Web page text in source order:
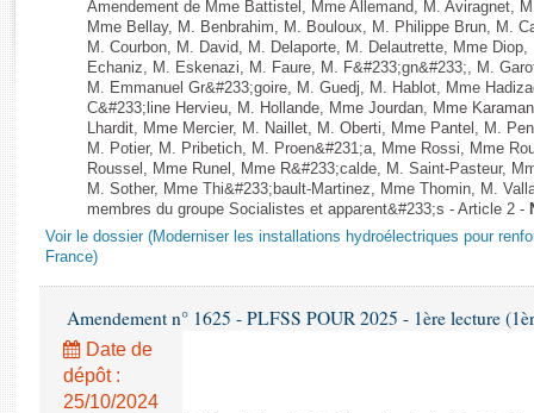
Rapports d'enquête
Rapports législatifs
Rapports sur l'application des lois
Baromètre de l’application des lois
Dossiers législatifs
Budget et sécurité sociale
Questions écrites et orales
Comptes rendus des débats
Amendement de Mme Battistel, Mme Allemand, M. Aviragnet,
Mme Bellay, M. Benbrahim, M. Bouloux, M. Philippe Brun, M.
M. Courbon, M. David, M. Delaporte, M. Delautrette, Mme
Echaniz, M. Eskenazi, M. Faure, M. F&#233;gn&#233;, M.
M. Emmanuel Gr&#233;goire, M. Guedj, M. Hablot, Mme
C&#233;line Hervieu, M. Hollande, Mme Jourdan, Mme
Lhardit, Mme Mercier, M. Naillet, M. Oberti, Mme Pantel, M.
M. Potier, M. Pribetich, M. Proen&#231;a, Mme Rossi, Mme
Roussel, Mme Runel, Mme R&#233;calde, M. Saint-Pasteur,
M. Sother, Mme Thi&#233;bault-Martinez, Mme Thomin, M.
membres du groupe Socialistes et apparent&#233;s - Article 2 -
Voir le dossier (Moderniser les installations hydroélectriques pour
France)
Amendement n° 1625 - PLFSS POUR 2025 - 1ère lecture
Date de
dépôt :
25/10/2024